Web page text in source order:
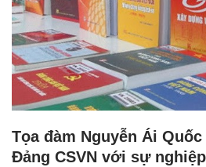
Tọa đàm Nguyễn Ái
Đảng CSVN với sự